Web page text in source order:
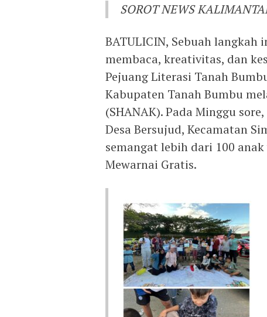
SOROT NEWS
BATULICIN, Sebuah
membaca, kreativitas, dan
Pejuang Literasi Tanah
Kabupaten Tanah Bumbu
(SHANAK). Pada Minggu
Desa Bersujud, Kecamatan
semangat lebih dari 100
Mewarnai Gratis.